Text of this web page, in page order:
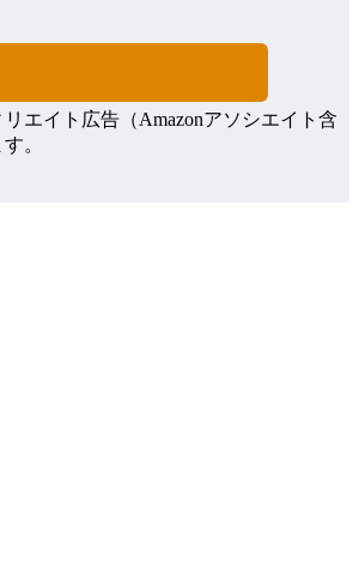
エイト広告（Amazonアソシエイト含
。